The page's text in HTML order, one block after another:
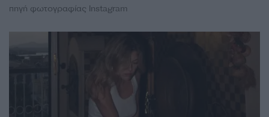
πηγή φωτογραφίας Instagram